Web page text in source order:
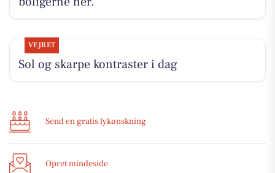
VEJRET
Sol og skarpe kontraster i dag
Send en gratis lykønskning
Opret mindeside